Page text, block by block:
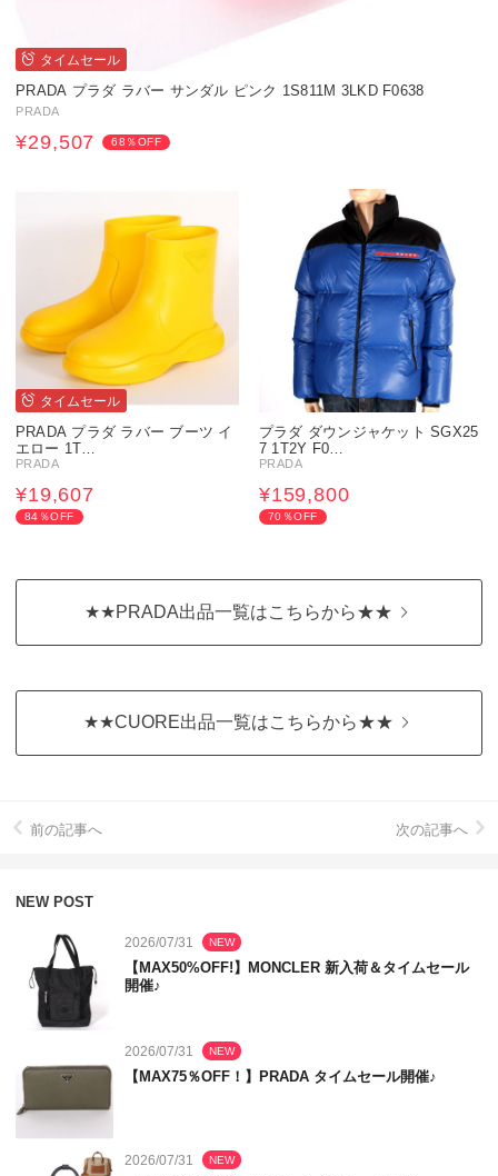
タイムセール
PRADA プラダ ラバー サンダル ピンク 1S811M 3LKD F0638
PRADA
¥29,507 68％OFF
タイムセール
PRADA プラダ ラバー ブーツ イ
エロー 1T…
PRADA
¥19,607
84％OFF
プラダ ダウンジャケット SGX25
7 1T2Y F0…
PRADA
¥159,800
70％OFF
★★PRADA出品一覧はこちらから★★
★★CUORE出品一覧はこちらから★★
前の記事へ 次の記事へ
NEW POST
2026/07/31 NEW
【MAX50%OFF!】MONCLER 新入荷＆タイムセール
開催♪
2026/07/31 NEW
【MAX75％OFF！】PRADA タイムセール開催♪
2026/07/31 NEW